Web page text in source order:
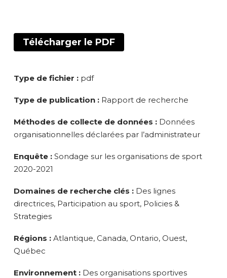
Télécharger le PDF
Type de fichier :pdf
Type de publication :Rapport de recherche
Méthodes de collecte de données :Données
organisationnelles déclarées par l’administrateur
Enquête :Sondage sur les organisations de sport
2020-2021
Domaines de recherche clés :Des lignes
directrices, Participation au sport, Policies &
Strategies
Régions :Atlantique, Canada, Ontario, Ouest,
Québec
Environnement :Des organisations sportives